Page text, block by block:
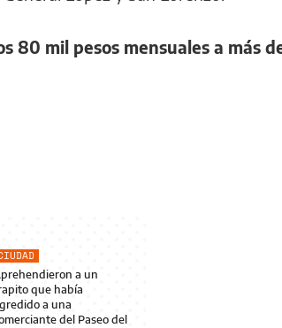
80 mil pesos mensuales a más
a un
que había
a una
del Paseo del